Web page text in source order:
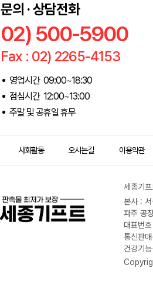
문의 · 상담전화
02) 500-5900
Fax : 02) 2265-4153
영업시간 09:00~18:30
점심시간 12:00~13:00
주말 및 공휴일 휴무
사회활동 오시는길 이용약관
세종기
본사 :
파주 공
대표번
통신판
건강기